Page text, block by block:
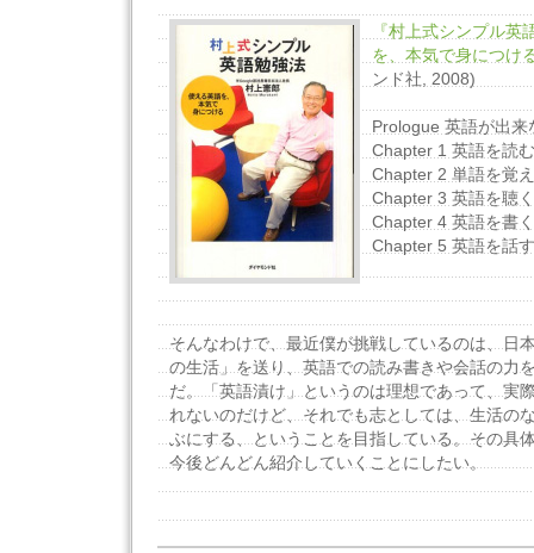
『村上式シンプル英
を、本気で身につけ
ンド社, 2008)
Prologue 英語が出
Chapter 1 英語を読む
Chapter 2 単語を覚
Chapter 3 英語を聴く
Chapter 4 英語を書く
Chapter 5 英語を話す
そんなわけで、最近僕が挑戦しているのは、日
の生活」を送り、英語での読み書きや会話の力
だ。「英語漬け」というのは理想であって、実
れないのだけど、それでも志としては、生活の
ぶにする、ということを目指している。その具
今後どんどん紹介していくことにしたい。